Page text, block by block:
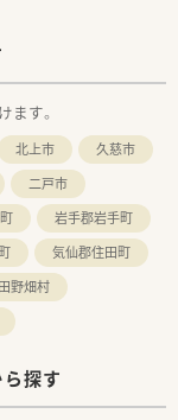
しという条件にこ
せたい方に最適で
プで、定年まで安
検討いただきたい
を活用して、将来的
身につけたい方に
ます。
北上市
久慈市
二戸市
岩手郡岩手町
気仙郡住田町
野畑村
探す